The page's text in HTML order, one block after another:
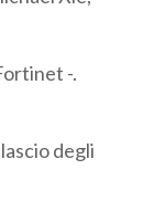
-.
degli